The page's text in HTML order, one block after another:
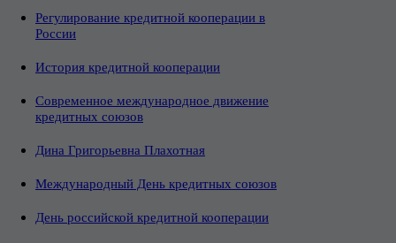
Регулирование кредитной кооперации в
России
История кредитной кооперации
Современное международное движение
кредитных союзов
Дина Григорьевна Плахотная
Международный День кредитных союзов
День российской кредитной кооперации